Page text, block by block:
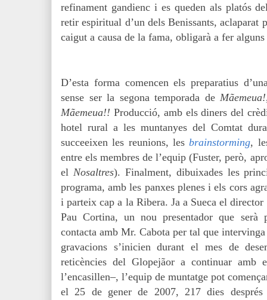
refinament gandienc i es queden als platós
retir espiritual d’un dels Benissants, aclaparat
caigut a causa de la fama, obligarà a fer
D’esta forma comencen els preparatius
sense ser la segona temporada deMãemeua!
Mãemeua!! Producció, amb els diners del
hotel rural a les muntanyes del Comtat
succeeixen les reunions, lesbrainstorming,
entre els membres de l’equip (Fuster, però,
el Nosaltres). Finalment, dibuixades les
programa, amb les panxes plenes i els cors
i parteix cap a la Ribera. Ja a Sueca el
Pau Cortina, un nou presentador que
contacta amb Mr. Cabota per tal que
gravacions s’inicien durant el mes de
reticències del Glopejãor a continuar amb
l’encasillen–, l’equip de muntatge pot
el 25 de gener de 2007, 217 dies